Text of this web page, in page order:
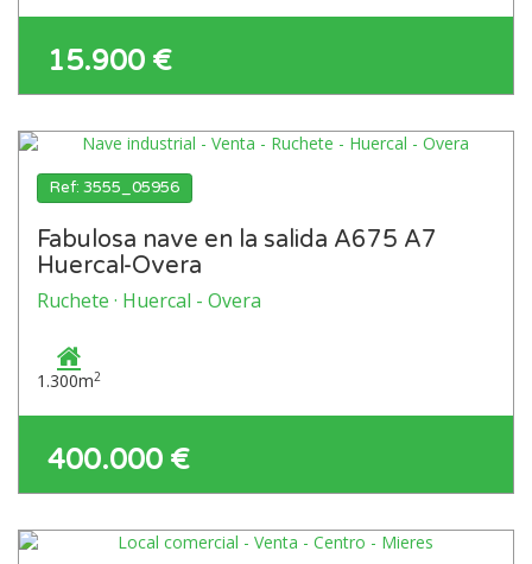
15.900 €
Ref: 3555_05956
Fabulosa nave en la salida A675 A7
Huercal-Overa
Ruchete · Huercal - Overa
1.300m2
400.000 €